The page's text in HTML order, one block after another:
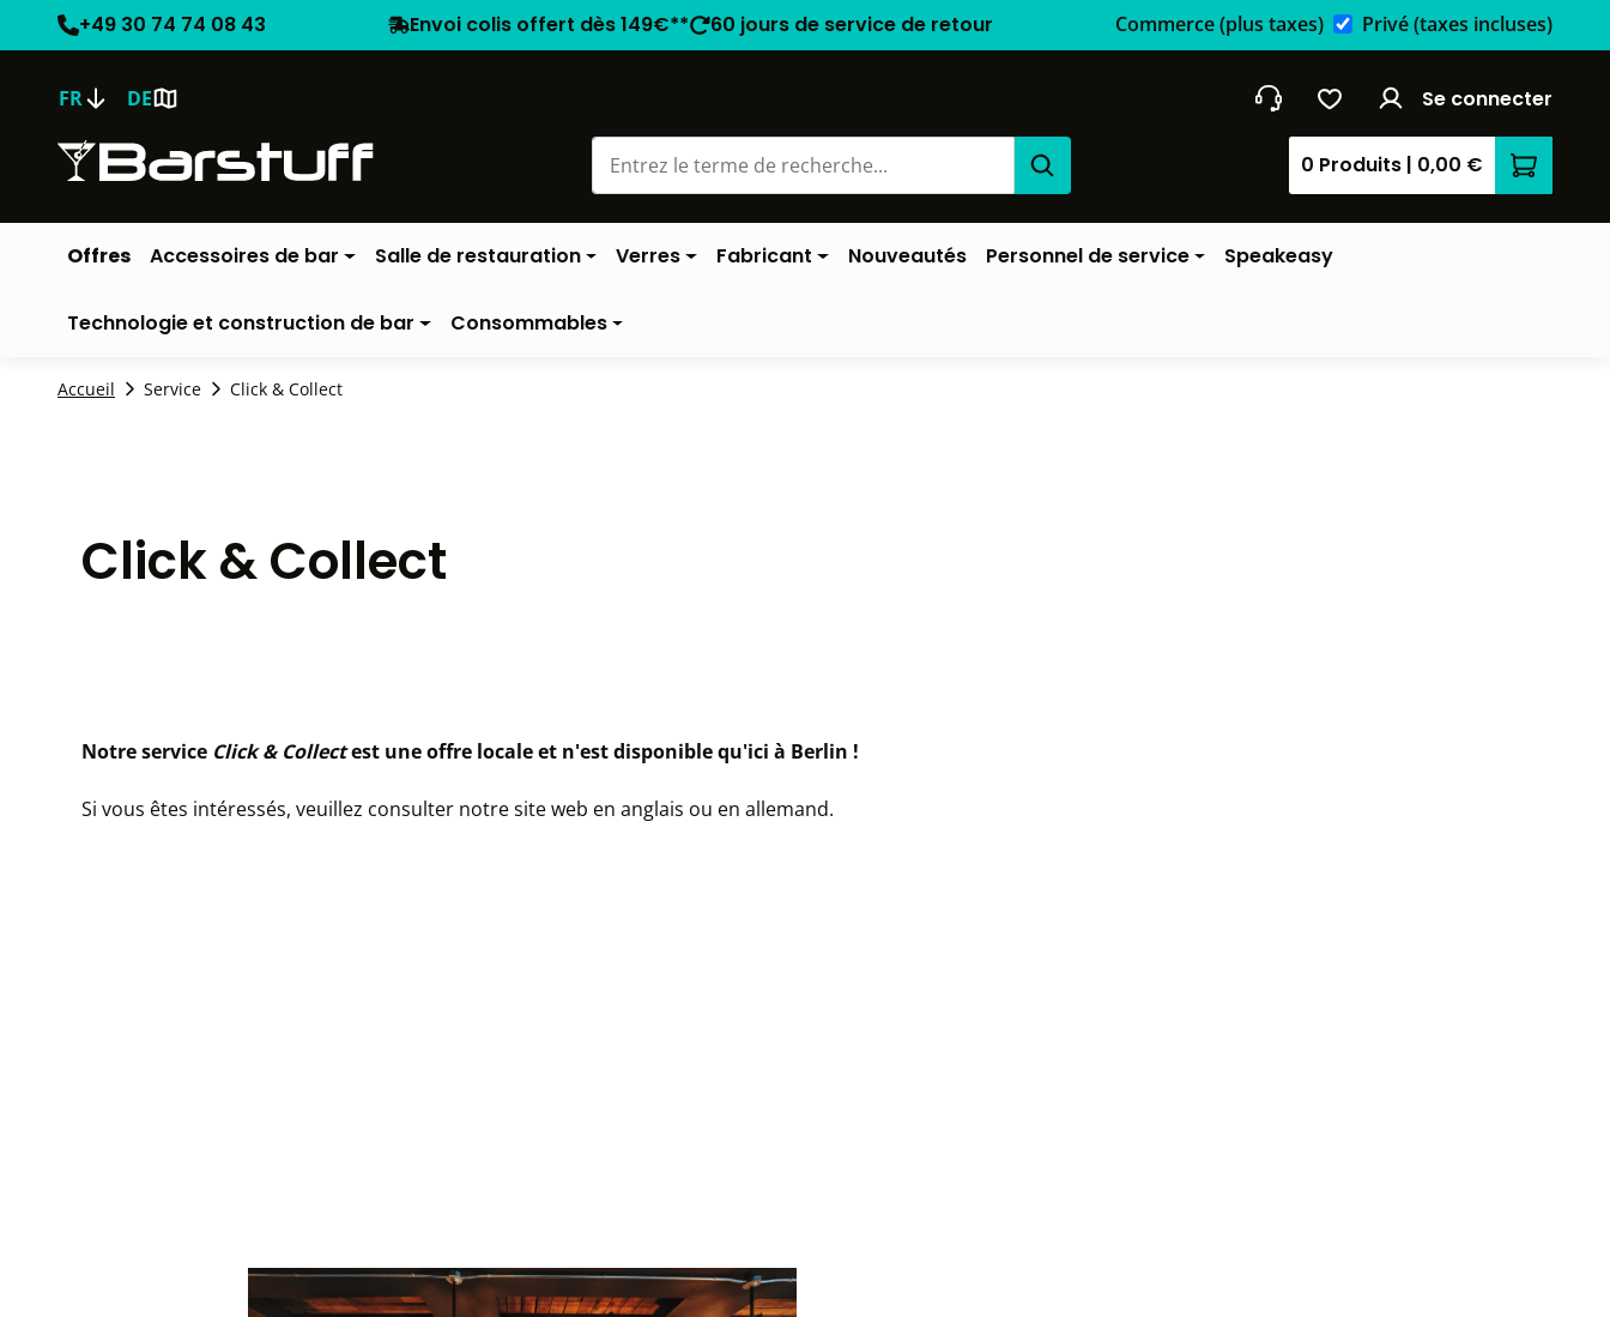
+49 30 74 74 08 43 Envoi colis offert dès 149€** 60 jours de service de retour Commerce(plus taxes) Privé(taxes incluses)
FR DE Se connecter
0 Produits | 0,00 € Le
Offres Accessoires de bar Salle de restauration Verres Fabricant Nouveautés Personnel de service Speakeasy
Technologie et construction de bar Consommables
Accueil Service Click & Collect
Click & Collect
Notre service Click & Collectest une offre locale et n'est disponible qu'ici à Berlin !
Si vous êtes intéressés, veuillez consulter notre site web en anglais ou en allemand.